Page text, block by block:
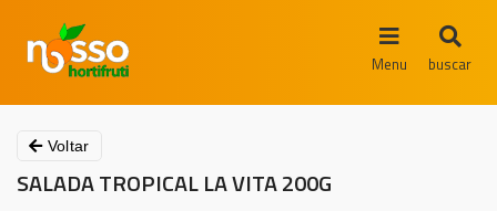
Menu buscar
Voltar
SALADA TROPICAL LA VITA 200G